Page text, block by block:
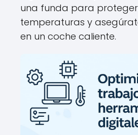
una funda para
temperaturas y
en un coche caliente.